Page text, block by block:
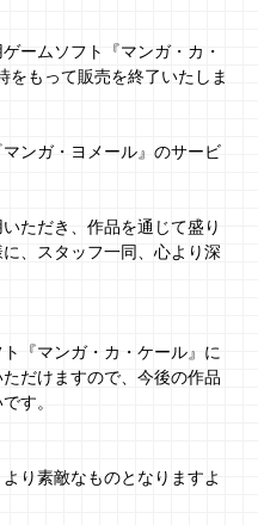
ームソフト『マンガ・カ・
もって販売を終了いたしま
ンガ・ヨメール』のサービ
ただき、作品を通じて盛り
、スタッフ一同、心より深
『マンガ・カ・ケール』に
だけますので、今後の作品
す。
り素敵なものとなりますよ